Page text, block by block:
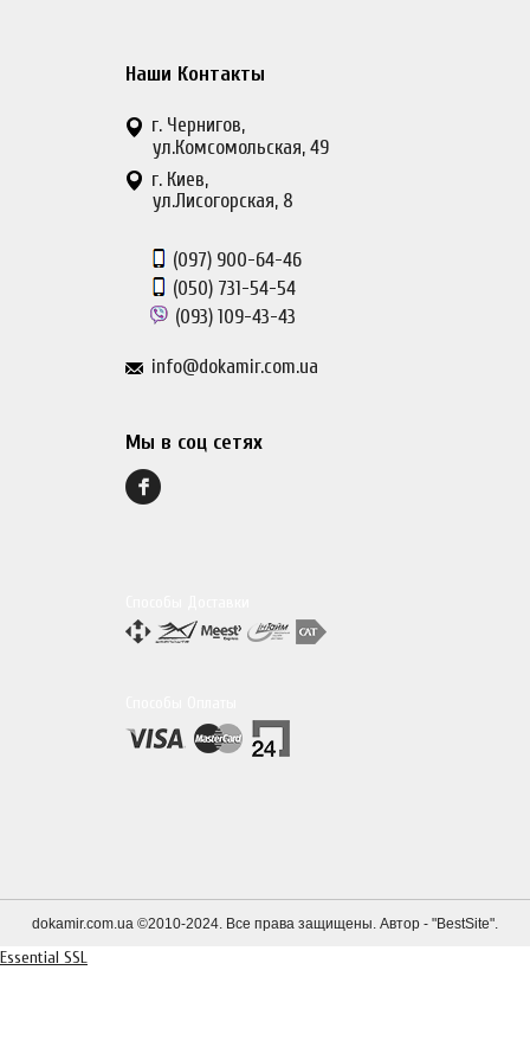
Наши Контакты
г. Чернигов,
ул.Комсомольская, 49
г. Киев,
ул.Лисогорская, 8
(097) 900-64-46
(050) 731-54-54
(093) 109-43-43
info@dokamir.com.ua
Мы в соц сетях
dokamir.com.ua ©2010-2024. Все права защищены. Автор - "BestSite".
Essential SSL